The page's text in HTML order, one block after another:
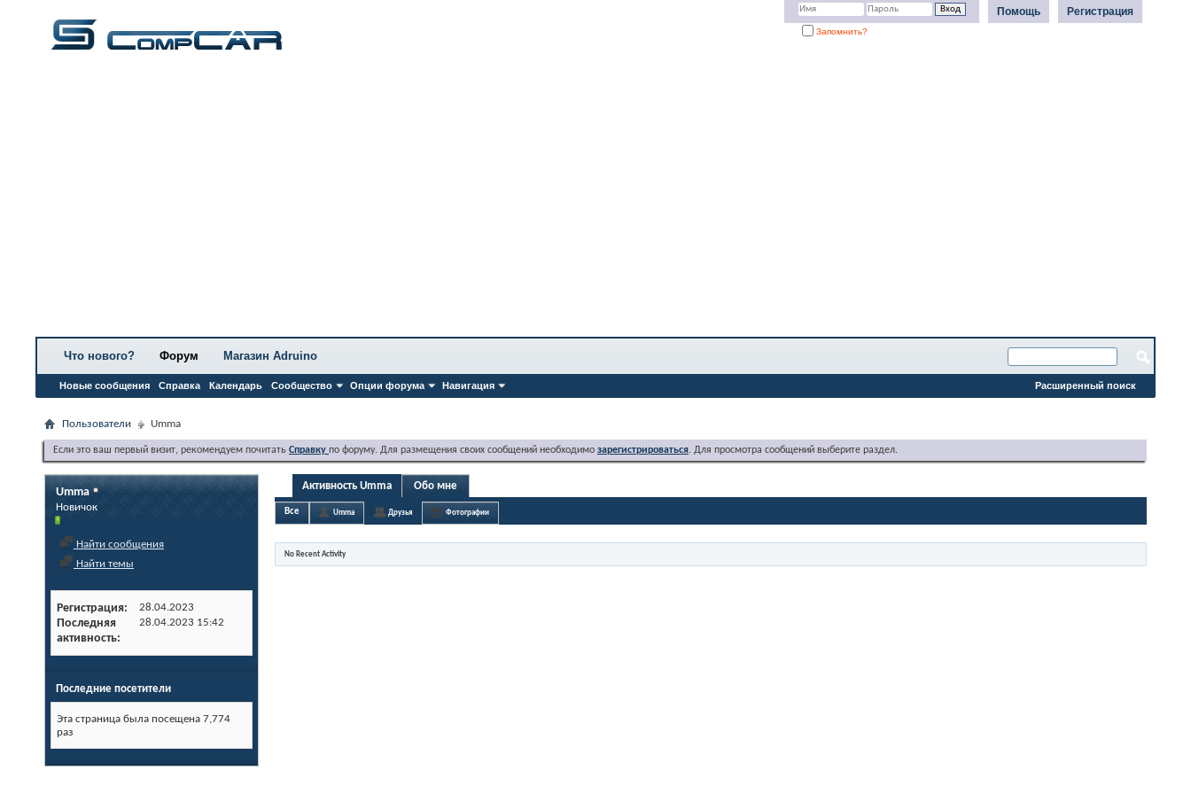
Регистрация
Помощь
Запомнить?
Что нового? Форум
Новые сообщения Справка Календарь Сообщество Опции форума Навигация
Магазин Adruino
Расширенный поиск
Пользователи Umma
Если это ваш первый визит, рекомендуем почитать Справку по форуму. Для размещения своих сообщений необходимо зарегистрироваться. Для просмотра сообщений выберите раздел.
Umma
Новичок
Найти сообщения
Найти темы
Регистрация 28.04.2023
Последняя
активность
28.04.2023 15:42
Последние посетители
Эта страница была посещена 7,774
раз
Активность Umma Обо мне
Все Umma Друзья Фотографии
No Recent Activity